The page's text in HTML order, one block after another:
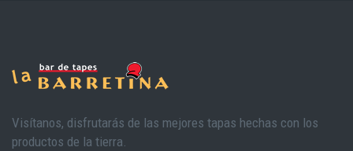
Visítanos, disfrutarás de las mejores tapas hechas con los
productos de la tierra.